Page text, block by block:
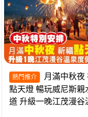
熱門推介
點天燈 暢玩威尼斯親水泳
道 升級一晚江茂漫谷